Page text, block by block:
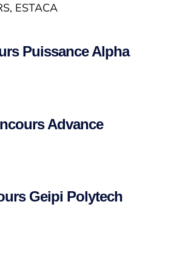
ESTACA
Puissance Alpha
Advance
Geipi Polytech